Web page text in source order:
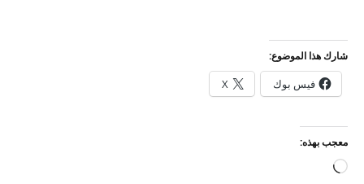
شارك هذا الموضوع:
فيس بوك X
معجب بهذه:
جاري